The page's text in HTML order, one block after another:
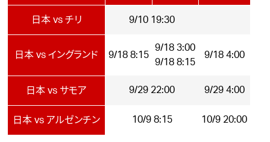
日本 vs チリ 9/10 19:30
日本 vs イングランド 9/18 8:15
9/18 3:00
9/18 8:15
9/18 4:00
日本 vs サモア 9/29 22:00 9/29 4:00
日本 vs アルゼンチン 10/9 8:15 10/9 20:00